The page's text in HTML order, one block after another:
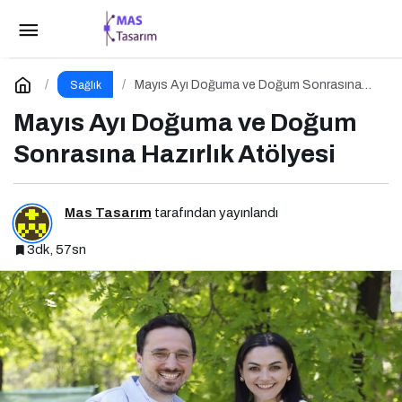
Sağlık
Mayıs Ayı Doğuma ve Doğum Sonrasına
Mayıs Ayı Doğuma ve Doğum
Sonrasına Hazırlık Atölyesi
Mas Tasarım tarafından yayınlandı
3dk, 57sn
Ultraprocessed Gıdalar: Modern Tabağın Gizli
Psikobiyolojisi
Yorum Yap